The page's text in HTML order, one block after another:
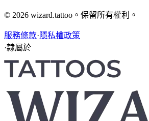
© 2026 wizard.tattoo。保留所有權利。
服務條款·隱私權政策
·隸屬於